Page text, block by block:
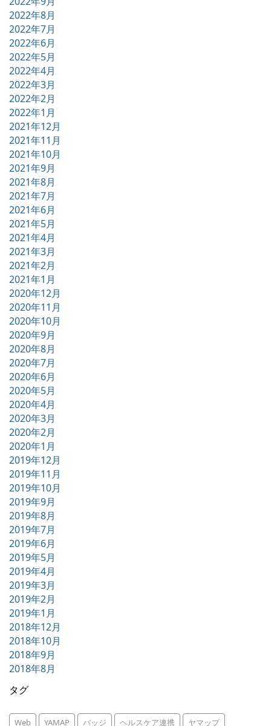
2022年8月
2022年7月
2022年6月
2022年5月
2022年4月
2022年3月
2022年2月
2022年1月
2021年12月
2021年11月
2021年10月
2021年9月
2021年8月
2021年7月
2021年6月
2021年5月
2021年4月
2021年3月
2021年2月
2021年1月
2020年12月
2020年11月
2020年10月
2020年9月
2020年8月
2020年7月
2020年6月
2020年5月
2020年4月
2020年3月
2020年2月
2020年1月
2019年12月
2019年11月
2019年10月
2019年9月
2019年8月
2019年7月
2019年6月
2019年5月
2019年4月
2019年3月
2019年2月
2019年1月
2018年12月
2018年10月
2018年9月
2018年8月
タグ
Web YAMAP バッジ ヘルスケア連携 ヤマップ